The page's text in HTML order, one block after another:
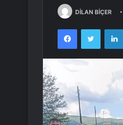
DİLAN BİÇER
FacebookTwitter